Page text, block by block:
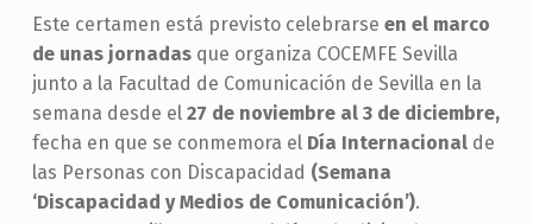
Este certamen está previsto celebrarse en el marco
de unas jornadasque organiza COCEMFE Sevilla
junto a la Facultad de Comunicación de Sevilla en la
semana desde el 27 de noviembre al 3 de diciembre,
fecha en que se conmemora el Día Internacional de
las Personas con Discapacidad (Semana
‘Discapacidad y Medios de Comunicación’).